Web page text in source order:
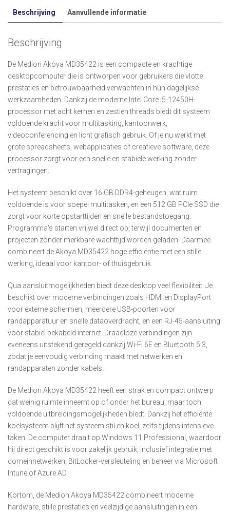
Beschrijving Aanvullende informatie
Beschrijving
De Medion Akoya MD35422 is een compacte en krachtige
desktopcomputer die is ontworpen voor gebruikers die vlotte
prestaties en betrouwbaarheid verwachten in hun dagelijkse
werkzaamheden. Dankzij de moderne Intel Core i5-12450H-
processor met acht kernen en zestien threads biedt dit systeem
voldoende kracht voor multitasking, kantoorwerk,
videoconferencing en licht grafisch gebruik. Of je nu werkt met
grote spreadsheets, webapplicaties of creatieve software, deze
processor zorgt voor een snelle en stabiele werking zonder
vertragingen.
Het systeem beschikt over 16 GB DDR4-geheugen, wat ruim
voldoende is voor soepel multitasken, en een 512 GB PCIe SSD die
zorgt voor korte opstarttijden en snelle bestandstoegang.
Programma’s starten vrijwel direct op, terwijl documenten en
projecten zonder merkbare wachttijd worden geladen. Daarmee
combineert de Akoya MD35422 hoge efficiëntie met een stille
werking, ideaal voor kantoor- of thuisgebruik.
Qua aansluitmogelijkheden biedt deze desktop veel flexibiliteit. Je
beschikt over moderne verbindingen zoals HDMI en DisplayPort
voor externe schermen, meerdere USB-poorten voor
randapparatuur en snelle dataoverdracht, en een RJ-45-aansluiting
voor stabiel bekabeld internet. Draadloze verbindingen zijn
eveneens uitstekend geregeld dankzij Wi-Fi 6E en Bluetooth 5.3,
zodat je eenvoudig verbinding maakt met netwerken en
randapparaten zonder kabels.
De Medion Akoya MD35422 heeft een strak en compact ontwerp
dat weinig ruimte inneemt op of onder het bureau, maar toch
voldoende uitbreidingsmogelijkheden biedt. Dankzij het efficiënte
koelsysteem blijft het systeem stil en koel, zelfs tijdens intensieve
taken. De computer draait op Windows 11 Professional, waardoor
hij direct geschikt is voor zakelijk gebruik, inclusief integratie met
domeinnetwerken, BitLocker-versleuteling en beheer via Microsoft
Intune of Azure AD.
Kortom, de Medion Akoya MD35422 combineert moderne
hardware, stille prestaties en veelzijdige aansluitingen in een